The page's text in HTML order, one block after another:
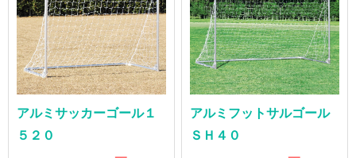
アルミサッカーゴール１
５２０
アルミフットサルゴール
ＳＨ４０